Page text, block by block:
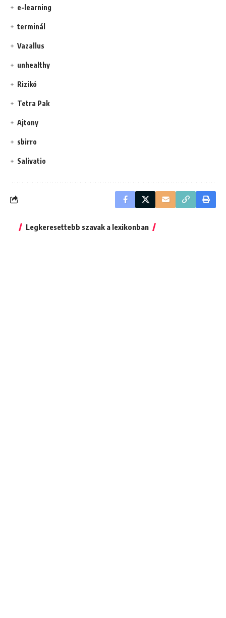
e-learning
terminál
Vazallus
unhealthy
Rizikó
Tetra Pak
Ajtony
sbirro
Salivatio
Legkeresettebb szavak a lexikonban